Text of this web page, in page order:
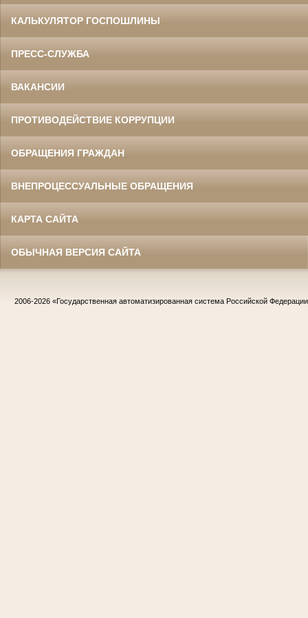
КАЛЬКУЛЯТОР ГОСПОШЛИНЫ
ПРЕСС-СЛУЖБА
ВАКАНСИИ
ПРОТИВОДЕЙСТВИЕ КОРРУПЦИИ
ОБРАЩЕНИЯ ГРАЖДАН
ВНЕПРОЦЕССУАЛЬНЫЕ ОБРАЩЕНИЯ
КАРТА САЙТА
ОБЫЧНАЯ ВЕРСИЯ САЙТА
2006-2026 «Государственная автоматизированная система Российской